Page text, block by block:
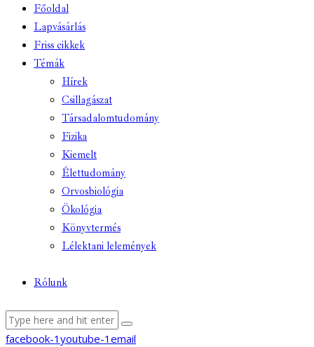
Főoldal
Lapvásárlás
Friss cikkek
Témák
Hírek
Csillagászat
Társadalomtudomány
Fizika
Kiemelt
Élettudomány
Orvosbiológia
Ökológia
Könyvtermés
Lélektani lelemények
Rólunk
facebook-1 youtube-1 email